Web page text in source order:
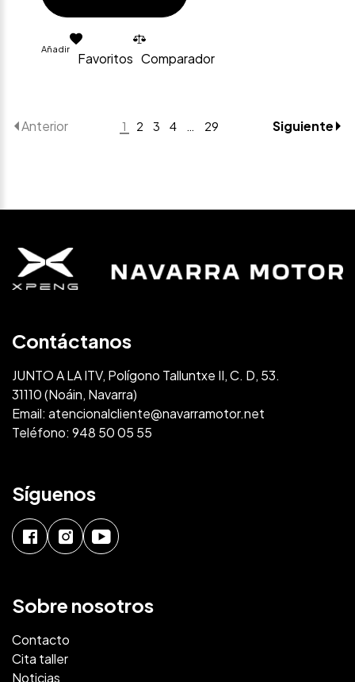
Añadir
Favoritos Comparador
Anterior 1 2 3 4 29 Siguiente
Contáctanos
JUNTO A LA ITV, Polígono Talluntxe II, C. D, 53.
31110 (Noáin, Navarra)
Email: atencionalcliente@navarramotor.net
Teléfono: 948 50 05 55
Síguenos
Sobre nosotros
Contacto
Cita taller
Noticias